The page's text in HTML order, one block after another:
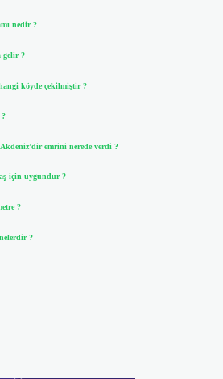
nedir ?
gelir ?
köyde çekilmiştir ?
emrini nerede verdi ?
için uygundur ?
?
?